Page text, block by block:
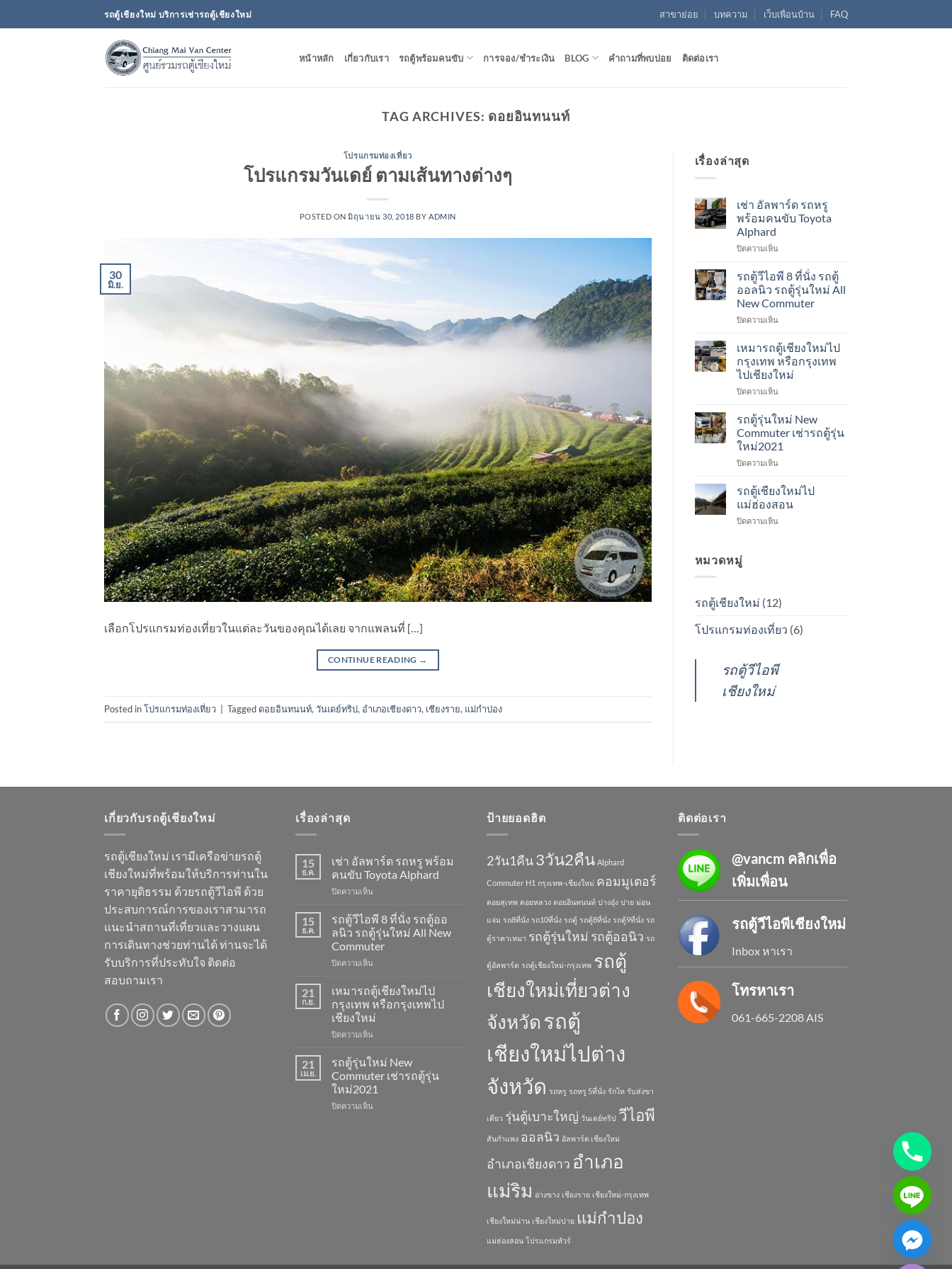
ไป
รถตู้เชียงใหม่ บริการเช่ารถตู้เชียงใหม่ สาขาย่อย บทความ เว็บเพื่อนบ้าน FAQ
หน้าหลัก เกี่ยวกับเรา รถตู้พร้อมคนขับ การจอง/ชำระเงิน BLOG คำถามที่พบบ่อย ติดต่อเรา
TAG ARCHIVES: ดอยอินทนนท์
โปรแกรมท่องเที่ยว
โปรแกรมวันเดย์ ตามเส้นทางต่างๆ
POSTED ONมิถุนายน 30, 2018 BY ADMIN
30
มิ.ย.
เลือกโปรแกรมท่องเที่ยวในแต่ละวันของคุณได้เลย จากแพลนที่ […]
CONTINUE READING →
Posted inโปรแกรมท่องเที่ยว Tagged ดอยอินทนนท์, วันเดย์ทริป, อำเภอเชียงดาว, เชียงราย, แม่กำปอง
เรื่องล่าสุด
เช่า อัลพาร์ด รถหรู
พร้อมคนขับ Toyota
Alphard
ปิดความเห็นบน
อัล
พาร์
ด
รถ
หรู
คน
ขับ
Toyota
Alphard
รถตู้วีไอพี 8 ที่นั่ง รถตู้
ออลนิว รถตู้รุ่นใหม่ All
New Commuter
ปิดความเห็นบน
ตู้
วี
ไอพี
8
ที่
รถ
ตู้
ออ
ลนิว
รถ
รุ่น
ใหม่
All
New
เหมารถตู้เชียงใหม่ไป
กรุงเทพ หรือกรุงเทพ
ไปเชียงใหม่
ปิดความเห็นบน
ตู้
เชียงใหม่
ไป
กรุงเทพ
กรุงเทพ
เชียงใหม่
รถตู้รุ่นใหม่ New
Commuter เช่ารถตู้รุ่น
ใหม่2021
ปิดความเห็นบน
ตู้
รุ่น
ใหม่
New
รถตู้เชียงใหม่ไป
แม่ฮ่องสอน
ปิดความเห็นบน
หมวดหมู่
รถตู้เชียงใหม่ (12)
โปรแกรมท่องเที่ยว (6)
รถตู้วีไอพี
เชียงใหม่
เกี่ยวกับรถตู้เชียงใหม่
รถตู้เชียงใหม่ เรามีเครือข่ายรถตู้
เชียงใหม่ที่พร้อมให้บริการท่านใน
ราคายุติธรรม ด้วยรถตู้วีไอพี ด้วย
ประสบการณ์การของเราสามารถ
แนะนำสถานที่เที่ยวและวางแผน
การเดินทางช่วยท่านได้ ท่านจะได้
รับบริการที่ประทับใจ ติดต่อ
สอบถามเรา
เรื่องล่าสุด
15
ธ.ค.
เช่า อัลพาร์ด รถหรู พร้อม
คนขับ Toyota Alphard
ปิดความเห็น
อัล
พาร์
ด
รถ
หรู
คน
ขับ
Toyota
Alphard
15
ธ.ค.
รถตู้วีไอพี 8 ที่นั่ง รถตู้ออ
ลนิว รถตู้รุ่นใหม่ All New
Commuter
ปิดความเห็น
ตู้
วี
ไอพี
8
ที่
รถ
ออ
ลนิว
รถ
21
ก.ย.
เหมารถตู้เชียงใหม่ไป
กรุงเทพ หรือกรุงเทพไป
เชียงใหม่
ปิดความเห็น
เชียงใหม่
ไป
กรุงเทพ
21
เม.ย.
รถตู้รุ่นใหม่ New
Commuter เช่ารถตู้รุ่น
ใหม่2021
ปิดความเห็น
ป้ายยอดฮิต
2วัน1คืน3วัน2คืน Alphard
Commuter H1 กรุงเทพ-เชียงใหม่ คอมมูเตอร์
ดอยสุเทพ ดอยหลวง ดอยอินทนนท์ ปางอุ๋ง ปาย ม่อน
แจ่ม รถ8ที่นั่ง รถ10ที่นั่ง รถตู้ รถตู้8ที่นั่ง รถตู้9ที่นั่ง รถ
ตู้ราคาเหมา รถตู้รุ่นใหม่ รถตู้ออนิว รถ
ตู้อัลพาร์ด รถตู้เชียงใหม่-กรุงเทพ รถตู้
เชียงใหม่เที่ยวต่าง
จังหวัดรถตู้
เชียงใหม่ไปต่าง
จังหวัด รถหรู รถหรู 5ที่นั่ง รักไท รับส่งขา
เดียว รุ่นตู้เบาะใหญ่ วันเดย์ทริป วีไอพี
สันกำแพง ออลนิว อัลพาร์ด เชียงใหม่
อำเภอเชียงดาว อำเภอ
แม่ริม อ่างขาง เชียงราย เชียงใหม่-กรุงเทพ
เชียงใหม่น่าน เชียงใหม่ปาย แม่กำปอง
แม่ฮ่องสอน โปรแกรมทัวร์
ติดต่อเรา
@vancm คลิกเพื่อ
เพิ่มเพื่อน
รถตู้วีไอพีเชียงใหม่
Inbox หาเรา
โทรหาเรา
061-665-2208 AIS
HIDE
CHATY